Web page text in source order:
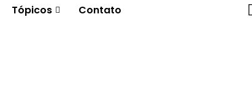
Tópicos Contato